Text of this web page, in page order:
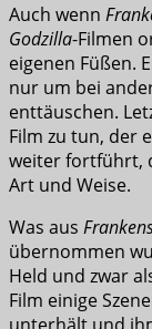
Auch wenn
Godzilla-Filmen
eigenen Füßen.
nur um bei
enttäuschen.
Film zu tun, der
weiter fortführt,
Art und Weise.
Was aus
übernommen
Held und zwar
Film einige
unterhält und